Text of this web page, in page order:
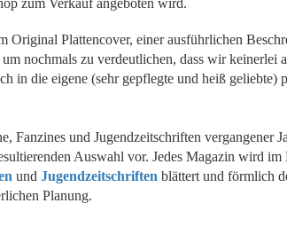
Original Plattencover, einer ausführlichen
nochmals zu verdeutlichen, dass wir keinerlei
in die eigene (sehr gepflegte und heiß geliebte)
Fanzines und Jugendzeitschriften
Auswahl vor. Jedes Magazin wird
und Jugendzeitschriften blättert und förmlich
Planung.